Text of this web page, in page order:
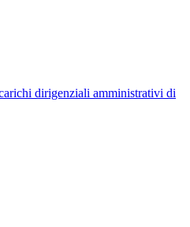
dirigenziali amministrativi di